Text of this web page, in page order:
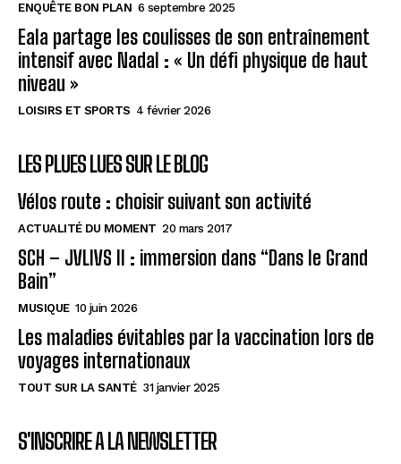
ENQUÊTE BON PLAN 6 septembre 2025
Eala partage les coulisses de son entraînement
intensif avec Nadal : « Un défi physique de haut
niveau »
LOISIRS ET SPORTS 4 février 2026
LES PLUES LUES SUR LE BLOG
Vélos route : choisir suivant son activité
ACTUALITÉ DU MOMENT 20 mars 2017
SCH – JVLIVS II : immersion dans “Dans le Grand
Bain”
MUSIQUE 10 juin 2026
Les maladies évitables par la vaccination lors de
voyages internationaux
TOUT SUR LA SANTÉ 31 janvier 2025
S'INSCRIRE A LA NEWSLETTER